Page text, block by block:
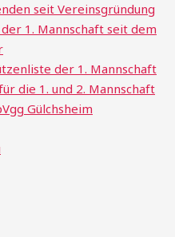
seit Vereinsgründung
1. Mannschaft seit dem
der 1. Mannschaft
die 1. und 2. Mannschaft
Gülchsheim